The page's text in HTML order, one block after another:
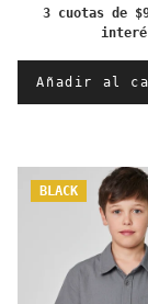
3 cuotas de
Añadir al
BLACK